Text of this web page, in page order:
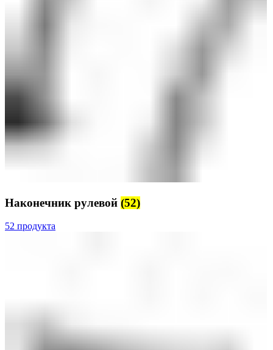
Наконечник рулевой (52)
52 продукта